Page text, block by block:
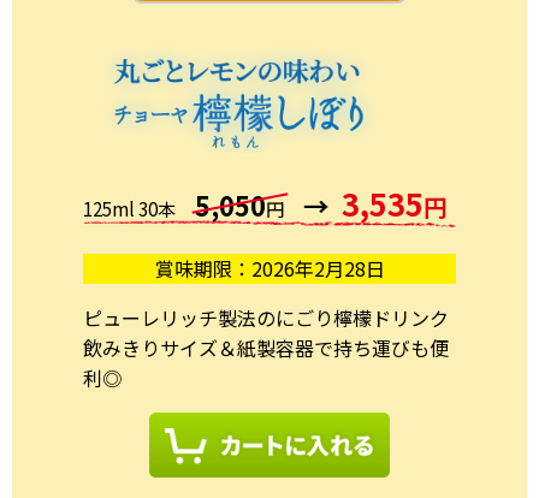
125ml 30本 5,050円 → 3,535円
賞味期限：2026年2月28日
ピューレリッチ製法のにごり檸檬ドリンク
飲みきりサイズ＆紙製容器で持ち運びも便
利◎